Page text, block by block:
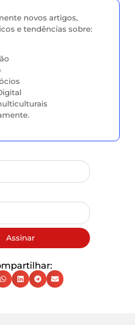
novos artigos,
e tendências sobre:
Assinar